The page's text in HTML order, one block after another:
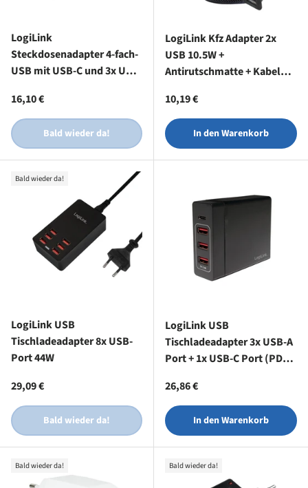
LogiLink
Steckdosenadapter 4-fach-
USB mit USB-C und 3x USB-
Normaler Preis
16,10 €
Bald wieder da!
LogiLink Kfz Adapter 2x
USB 10.5W +
Antirutschmatte + Kabel
Normaler Preis
10,19 €
In den Warenkorb
Bald wieder da!
LogiLink USB
Tischladeadapter 8x USB-
Port 44W
Normaler Preis
29,09 €
Bald wieder da!
LogiLink USB
Tischladeadapter 3x USB-A
Port + 1x USB-C Port (PD)
Normaler Preis
26,86 €
In den Warenkorb
Bald wieder da! Bald wieder da!